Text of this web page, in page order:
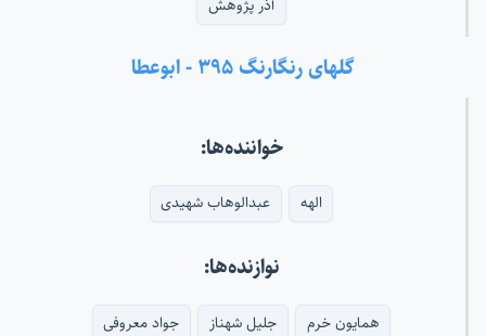
آذر پژوهش
گلهای رنگارنگ ۳۹۵ - ابوعطا
خواننده‌ها:
الهه عبدالوهاب شهیدی
نوازنده‌ها:
همایون خرم جلیل شهناز جواد معروفی